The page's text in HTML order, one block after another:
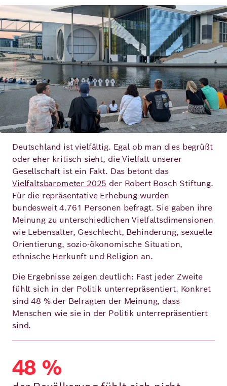
Publikationen
Veranstaltungen
Robert
Bosch
Academy
Deutsch Englisch
und
Einrichtungen
Migration
Ukraine
Bild
Deutschland ist vielfältig. Egal ob man dies begrüßt
oder eher kritisch sieht, die Vielfalt unserer
Gesellschaft ist ein Fakt. Das betont das
Vielfaltsbarometer 2025 der Robert Bosch Stiftung.
Für die repräsentative Erhebung wurden
bundesweit 4.761 Personen befragt. Sie gaben ihre
Meinung zu unterschiedlichen Vielfaltsdimensionen
wie Lebensalter, Geschlecht, Behinderung, sexuelle
Orientierung, sozio-ökonomische Situation,
ethnische Herkunft und Religion an.
Die Ergebnisse zeigen deutlich: Fast jeder Zweite
fühlt sich in der Politik unterrepräsentiert. Konkret
sind 48 % der Befragten der Meinung, dass
Menschen wie sie in der Politik unterrepräsentiert
sind.
48 %